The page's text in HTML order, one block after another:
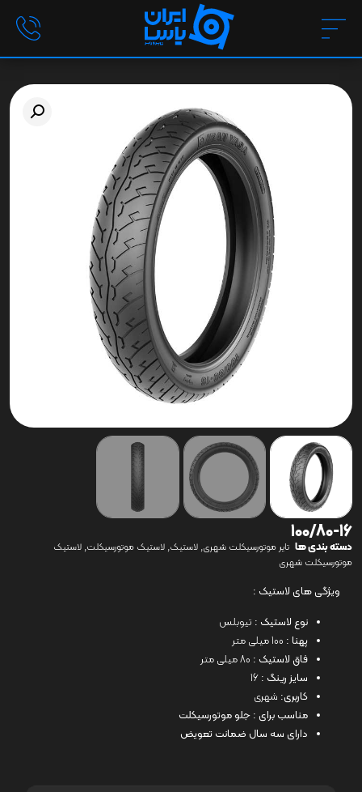
100/80-16
دسته بندی ها تایر موتورسیکلت شهری, لاستیک, لاستیک موتورسیکلت, لاستیک
موتورسیکلت شهری
ویژگی های لاستیک :
نوع لاستیک : تیوبلس
پهنا : 100 میلی متر
فاق لاستیک : 80 میلی متر
سایز رینگ : 16
کاربری: شهری
مناسب برای : جلو موتورسیکلت
دارای سه سال ضمانت تعویض